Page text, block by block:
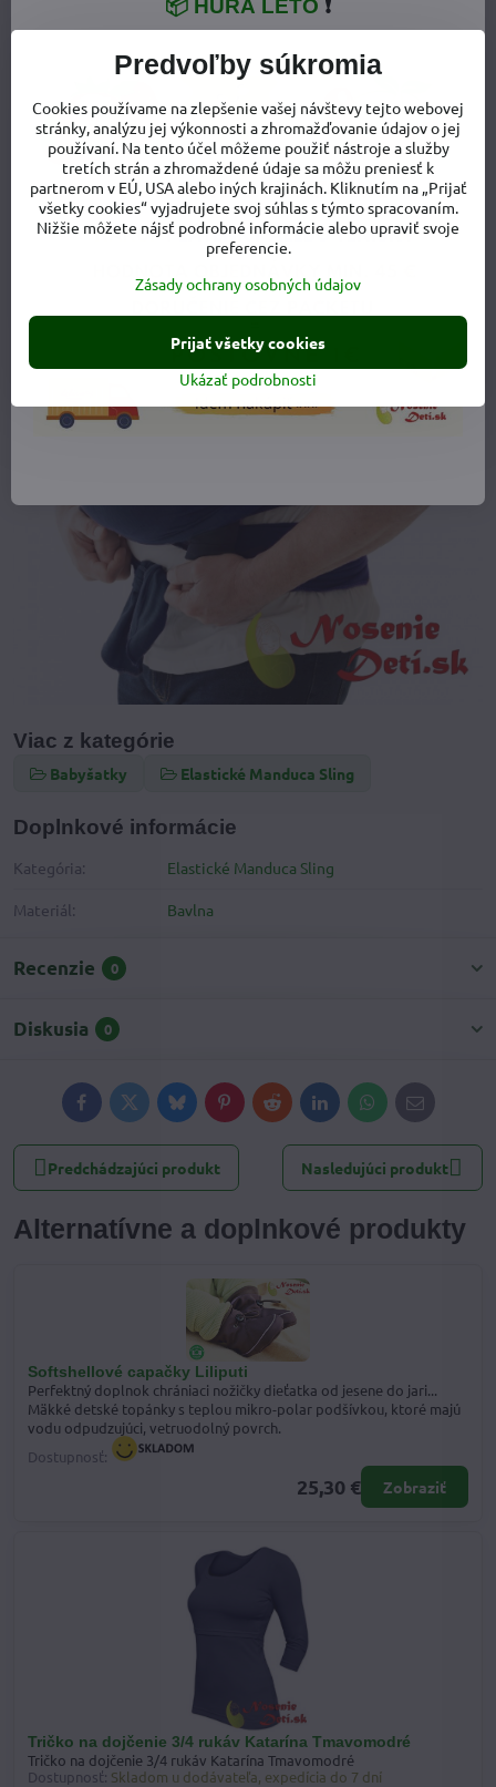
Viac z kategórie
Babyšatky Elastické Manduca Sling
Doplnkové informácie
Kategória: Elastické Manduca Sling
Materiál: Bavlna
Recenzie 0
Diskusia 0
FacebookTwitterBlueskyPinterestRedditLinkedInWhatsApp
E-
mail
Predchádzajúci produkt Nasledujúci produkt
Alternatívne a doplnkové produkty
Softshellové capačky Liliputi
Perfektný doplnok chrániaci nožičky dieťatka od jesene do jari...
Mäkké detské topánky s teplou mikro-polar podšívkou, ktoré majú
vodu odpudzujúci, vetruodolný povrch.
Dostupnosť:
25,30 € Zobraziť
Tričko na dojčenie 3/4 rukáv Katarína Tmavomodré
Tričko na dojčenie 3/4 rukáv Katarína Tmavomodré
Dostupnosť: Skladom u dodávateľa, expedícia do 7 dní
Predvoľby súkromia
Cookies používame na zlepšenie vašej návštevy tejto webovej
stránky, analýzu jej výkonnosti a zhromažďovanie údajov o jej
používaní. Na tento účel môžeme použiť nástroje a služby
tretích strán a zhromaždené údaje sa môžu preniesť k
partnerom v EÚ, USA alebo iných krajinách. Kliknutím na „Prijať
všetky cookies“ vyjadrujete svoj súhlas s týmto spracovaním.
Nižšie môžete nájsť podrobné informácie alebo upraviť svoje
preferencie.
Zásady ochrany osobných údajov
Ukázať podrobnosti
Prijať všetky cookies
📦 HURÁ LETO ❗